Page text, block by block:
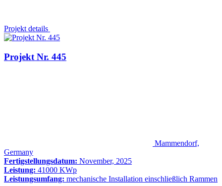
Projekt details
Projekt Nr. 445
Mammendorf,
Germany
Fertigstellungsdatum: November, 2025
Leistung: 41000 KWp
Leistungsumfang: mechanische Installation einschließlich Rammen